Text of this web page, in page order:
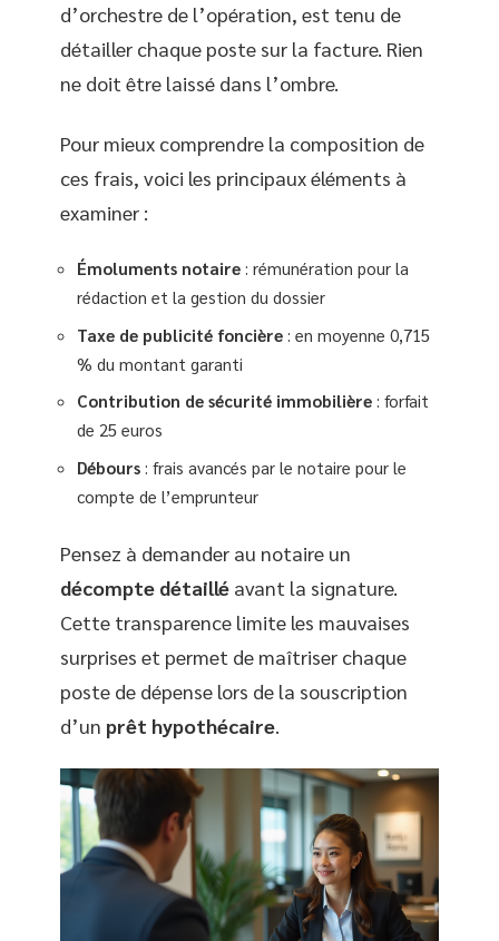
d’orchestre de l’opération, est tenu de
détailler chaque poste sur la facture. Rien
ne doit être laissé dans l’ombre.
Pour mieux comprendre la composition de
ces frais, voici les principaux éléments à
examiner :
Émoluments notaire : rémunération pour la
rédaction et la gestion du dossier
Taxe de publicité foncière : en moyenne 0,715
% du montant garanti
Contribution de sécurité immobilière : forfait
de 25 euros
Débours : frais avancés par le notaire pour le
compte de l’emprunteur
Pensez à demander au notaire un
décompte détaillé avant la signature.
Cette transparence limite les mauvaises
surprises et permet de maîtriser chaque
poste de dépense lors de la souscription
d’un prêt hypothécaire.